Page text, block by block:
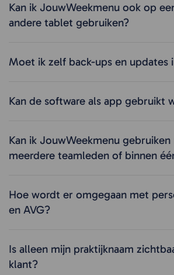
Kan ik JouwWeekmenu ook op
andere tablet gebruiken?
Moet ik zelf back-ups en updates
Kan de software als app gebruikt
Kan ik JouwWeekmenu gebruiken
meerdere teamleden of binnen
Hoe wordt er omgegaan met
en AVG?
Is alleen mijn praktijknaam
klant?